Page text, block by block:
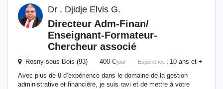
Dr . Djidje Elvis G.
Directeur Adm-Finan/
Enseignant-Formateur-
Chercheur associé
Rosny-sous-Bois (93) 400 €/jour Expérience : 10 ans et +
Avec plus de 8 d’expérience dans le domaine de la gestion
administrative et financière, je suis ravi et de mettre à votre